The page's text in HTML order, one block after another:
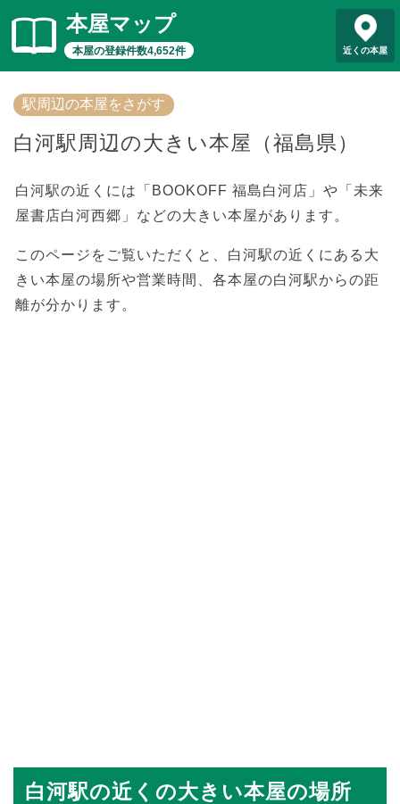
本屋マップ
本屋の登録件数4,652件 近くの本屋
駅周辺の本屋をさがす
白河駅周辺の大きい本屋（福島県）
白河駅の近くには「BOOKOFF 福島白河店」や「未来
屋書店白河西郷」などの大きい本屋があります。
このページをご覧いただくと、白河駅の近くにある大
きい本屋の場所や営業時間、各本屋の白河駅からの距
離が分かります。
白河駅の近くの大きい本屋の場所